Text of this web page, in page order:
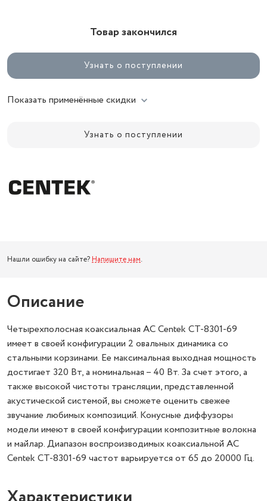
Товар закончился
Узнать о поступлении
Показать применённые скидки
Узнать о поступлении
Нашли ошибку на сайте? Напишите нам.
Описание
Четырехполосная коаксиальная АС Centek СТ-8301-69
имеет в своей конфигурации 2 овальных динамика со
стальными корзинами. Ее максимальная выходная мощность
достигает 320 Вт, а номинальная – 40 Вт. За счет этого, а
также высокой чистоты трансляции, представленной
акустической системой, вы сможете оценить свежее
звучание любимых композиций. Конусные диффузоры
модели имеют в своей конфигурации композитные волокна
и майлар. Диапазон воспроизводимых коаксиальной АС
Centek СТ-8301-69 частот варьируется от 65 до 20000 Гц.